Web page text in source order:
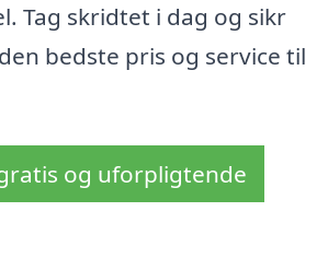
Tag skridtet i dag og sikr
bedste pris og service til
og uforpligtende